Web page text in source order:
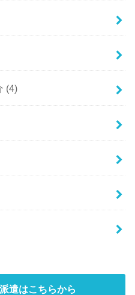
(4)
遣はこちらから